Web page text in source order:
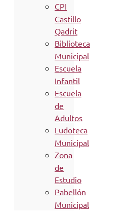
CPI
Castillo
Qadrit
Biblioteca
Municipal
Escuela
Infantil
Escuela
de
Adultos
Ludoteca
Municipal
Zona
de
Estudio
Pabellón
Municipal